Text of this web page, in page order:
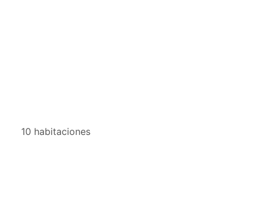
10 habitaciones